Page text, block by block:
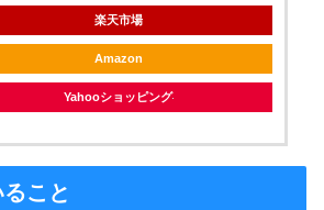
楽天市場
Amazon
Yahooショッピング
こと